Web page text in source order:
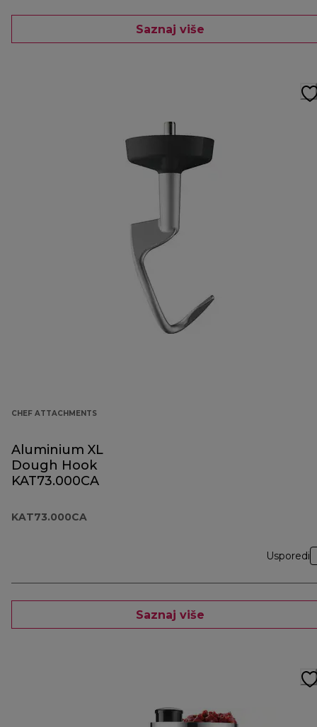
Saznaj više
CHEF ATTACHMENTS
Aluminium XL
Dough Hook
KAT73.000CA
KAT73.000CA
Usporedi
Saznaj više